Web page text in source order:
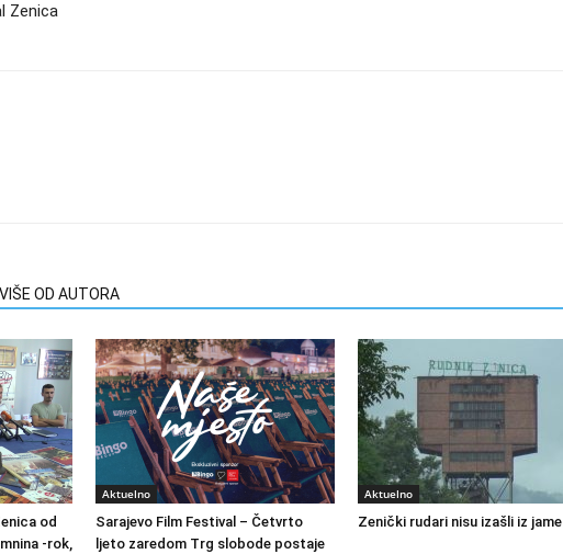
Zenica
VIŠE OD AUTORA
od
-rok,
Aktuelno
Sarajevo Film Festival – Četvrto
ljeto zaredom Trg slobode postaje
Aktuelno
Zenički rudari nisu izašli iz jame